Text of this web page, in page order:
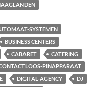
SYSTEMEN
BUSINESS CENTERS
CABARET
CATERING
PINAPPARAAT
DIGITAL-AGENCY
DJ